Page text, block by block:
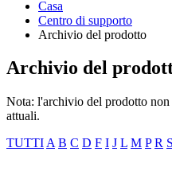
Casa
Centro di supporto
Archivio del prodotto
Archivio del
Nota: l'archivio del prodotto
attuali.
TUTTI A B C D F I J L M P R S